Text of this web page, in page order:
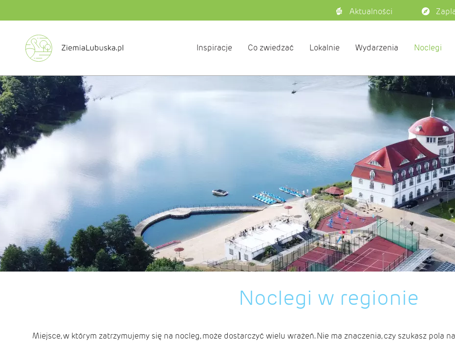
Aktualności
Inspiracje Co zwiedzać Lokalnie Wydarzenia Noclegi
Noclegi w regionie
Miejsce, w którym zatrzymujemy się na nocleg, może dostarczyć wielu wrażeń. Nie ma znaczenia, czy szukasz pola